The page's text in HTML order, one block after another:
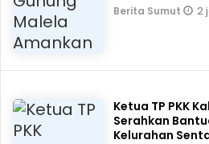
Berita Sumut 2
Ketua TP PKK
Serahkan
Kelurahan